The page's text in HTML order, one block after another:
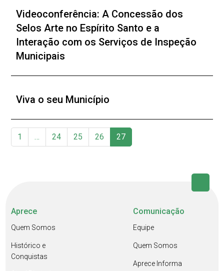
Videoconferência: A Concessão dos
Selos Arte no Espírito Santo e a
Interação com os Serviços de Inspeção
Municipais
Viva o seu Município
1 … 24 25 26 27
Aprece
Quem Somos
Histórico e
Conquistas
Comunicação
Equipe
Quem Somos
Aprece Informa